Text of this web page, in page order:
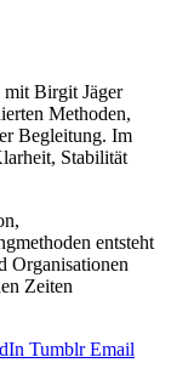
Birgit Jäger
Methoden,
Begleitung. Im
Stabilität
entsteht
Organisationen
Zeiten
Tumblr Email